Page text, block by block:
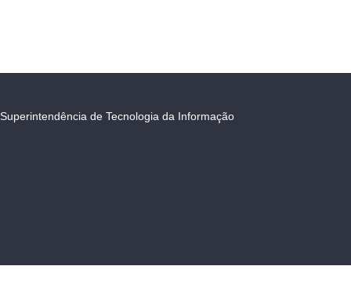
Superintendência de Tecnologia da Informação